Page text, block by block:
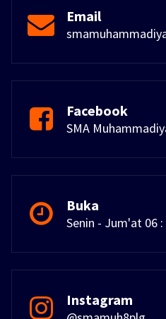
Email
Facebook
SMA
Buka
Senin - Jum'at 06 :
Instagram